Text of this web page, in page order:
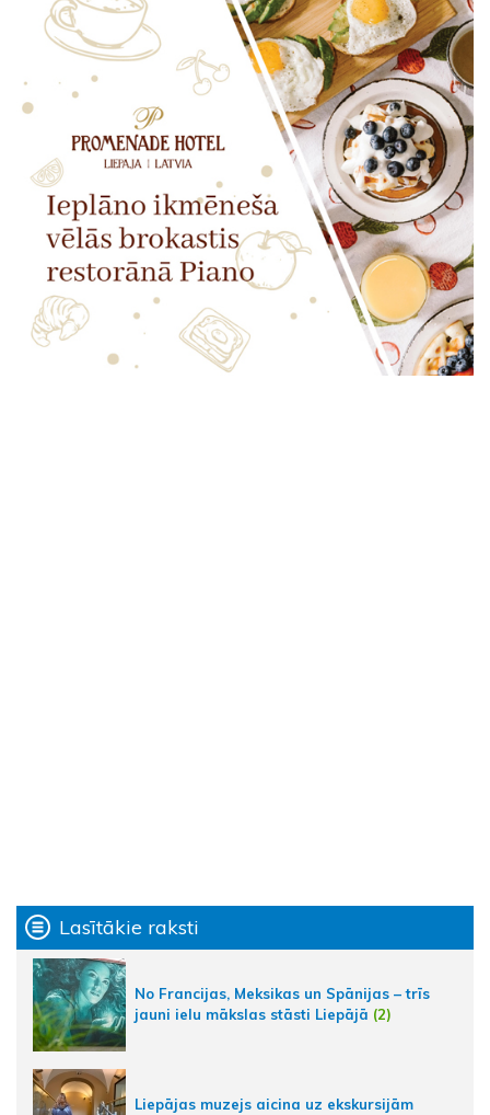
Lasītākie raksti
No Francijas, Meksikas un Spānijas – trīs
jauni ielu mākslas stāsti Liepājā (2)
Liepājas muzejs aicina uz ekskursijām